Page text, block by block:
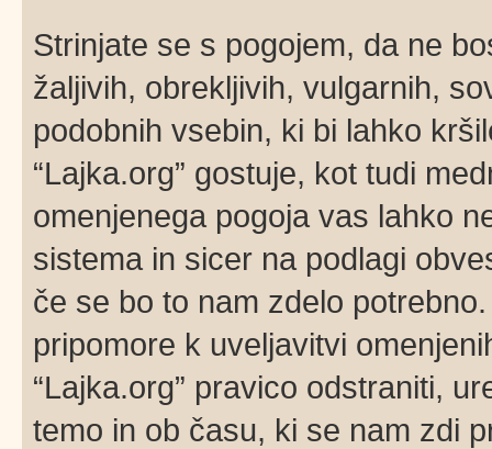
Strinjate se s pogojem, da ne
žaljivih, obrekljivih, vulgarnih,
podobnih vsebin, ki bi lahko
“Lajka.org” gostuje, kot tudi
omenjenega pogoja vas lahko
sistema in sicer na podlagi
če se bo to nam zdelo
pripomore k uveljavitvi
“Lajka.org” pravico odstraniti,
temo in ob času, ki se nam zdi